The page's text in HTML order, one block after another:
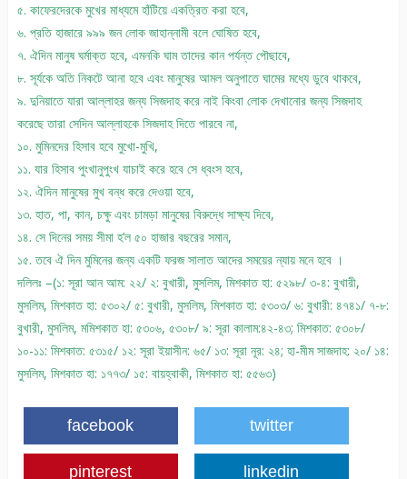
৫. কাফেরদেরকে মুখের মাধ্যমে হাঁটিয়ে একত্রিত করা হবে,
৬. প্রতি হাজারে ৯৯৯ জন লোক জাহান্নামী বলে ঘোষিত হবে,
৭. ঐদিন মানুষ ঘর্মাক্ত হবে, এমনকি ঘাম তাদের কান পর্যন্ত পৌছাবে,
৮. সূর্যকে অতি নিকটে আনা হবে এবং মানুষের আমল অনুপাতে ঘামের মধ্যে ডুবে থাকবে,
৯. দুনিয়াতে যারা আল্লাহর জন্য সিজদাহ করে নাই কিংবা লোক দেখানোর জন্য সিজদাহ
করেছে তারা সেদিন আল্লাহকে সিজদাহ দিতে পারবে না,
১০. মুমিনদের হিসাব হবে মুখো-মুখি,
১১. যার হিসাব পুংখানুপুংখ যাচাই করে হবে সে ধ্বংস হবে,
১২. ঐদিন মানুষের মুখ বন্ধ করে দেওয়া হবে,
১৩. হাত, পা, কান, চক্ষু এবং চামড়া মানুষের বিরুদ্ধে সাক্ষ্য দিবে,
১৪. সে দিনের সময় সীমা হ’ল ৫০ হাজার বছরের সমান,
১৫. তবে ঐ দিন মুমিনের জন্য একটি ফরজ সালাত আদের সময়ের ন্যায় মনে হবে ।
দলিলঃ –(১: সূরা আন আম: ২২/ ২: বুখারী, মুসলিম, মিশকাত হা: ৫২৯৮/ ৩-৪: বুখারী,
মুসলিম, মিশকাত হা: ৫৩০২/ ৫: বুখারী, মুসলিম, মিশকাত হা: ৫৩০৩/ ৬: বুখারী: ৪৭৪১/ ৭-৮:
বুখারী, মুসলিম, মমিশকাত হা: ৫৩০৬, ৫৩০৮/ ৯: সূরা কালাম:৪২-৪৩; মিশকাত: ৫৩০৮/
১০-১১: মিশকাত: ৫৩১৫/ ১২: সূরা ইয়াসীন: ৬৫/ ১৩: সূরা নূর: ২৪; হা-মীম সাজদাহ: ২০/ ১৪:
মুসলিম, মিশকাত হা: ১৭৭৩/ ১৫: বায়হ্বাকী, মিশকাত হা: ৫৫৬৩)
facebook twitter
pinterest linkedin